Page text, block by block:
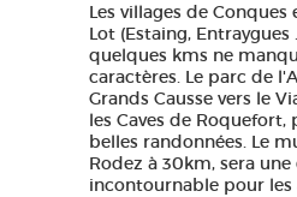
Les villages de Conques
Lot (Estaing, Entraygues
quelques kms ne
caractères. Le parc de
Grands Causse vers le
les Caves de
belles randonnées. Le
Rodez à 30km, sera une
incontournable pour